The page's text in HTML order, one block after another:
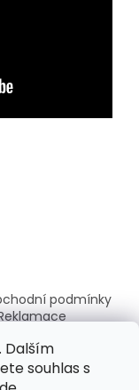
Dalším
souhlas s
podmínky